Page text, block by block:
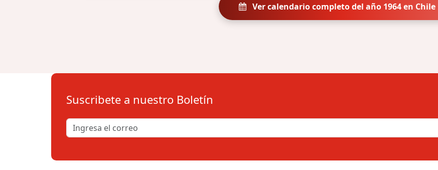
Ver calendario completo del año 1964 en Chile
Suscribete a nuestro Boletín